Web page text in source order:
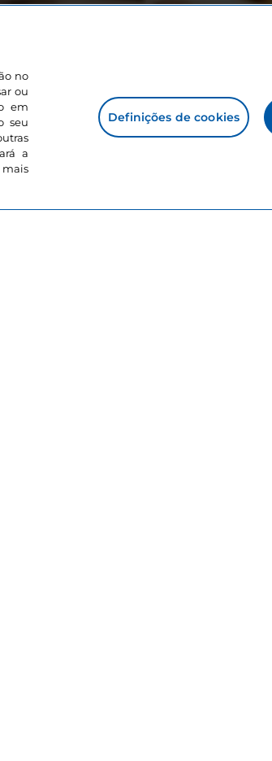
Natal
no
ou
em
seu
a
Definições de cookies